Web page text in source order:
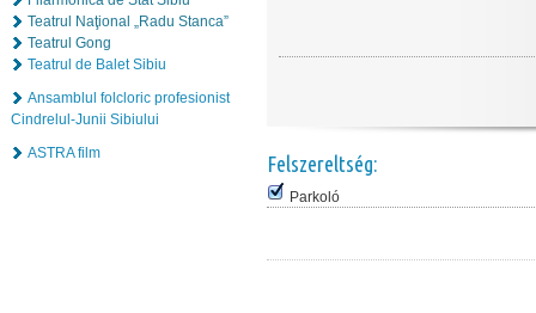
Teatrul Naţional „Radu Stanca”
Teatrul Gong
Teatrul de Balet Sibiu
Ansamblul folcloric profesionist
Cindrelul-Junii Sibiului
ASTRA film
Felszereltség:
Parkoló